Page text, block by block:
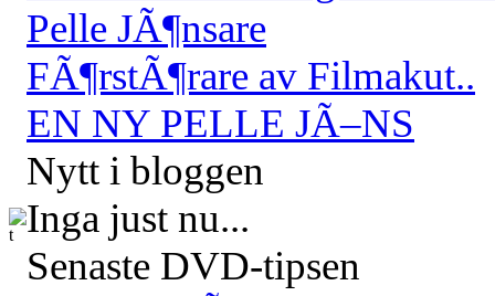
Pelle JÃ¶nsare
FÃ¶rstÃ¶rare av Filmakut..
EN NY PELLE JÃ–NS
Nytt i bloggen
Inga just nu...
Senaste DVD-tipsen